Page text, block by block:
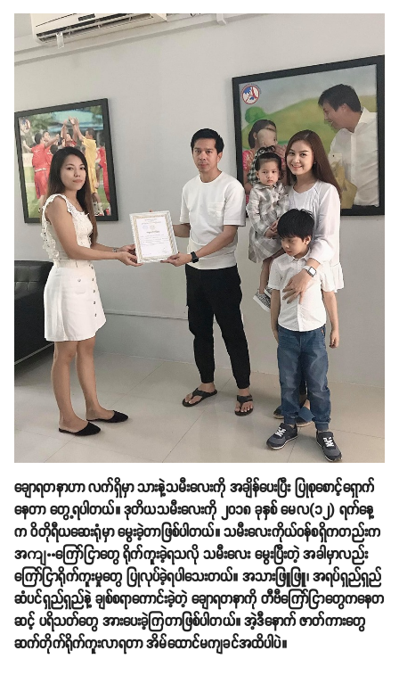
ချောရတနာဟာ လက်ရှိမှာ သားနဲ့သမီးလေးကို အချိန်ပေးပြီး ပြုစုစောင့်ရှောက်
နေတာ တွေ့ရပါတယ်။ ဒုတိယသမီးလေးကို ၂၀၁၈ ခုနှစ် မေလ(၁၂) ရက်နေ့
က ဝိတိုရီယဆေးရုံမှာ မွေးခဲ့တာဖြစ်ပါတယ်။ သမီးလေးကိုယ်ဝန်စရှိကတည်းက
အကျႌကြော်ငြာတွေ ရိုက်ကူးခဲ့ရသလို သမီးလေး မွေးပြီးတဲ့ အခါမှာလည်း
ကြော်ငြာရိုက်ကူးမှုတွေ ပြုလုပ်ခဲ့ရပါသေးတယ်။ အသားဖြူဖြူ၊ အရပ်ရှည်ရှည်
ဆံပင်ရှည်ရှည်နဲ့ ချစ်စရာကောင်းခဲ့တဲ့ ချောရတနာကို တီဗီကြော်ငြာတွေကနေတ
ဆင့် ပရိသတ်တွေ အားပေးခဲ့ကြတာဖြစ်ပါတယ်။ အဲ့ဒီနောက် ဇာတ်ကားတွေ
ဆက်တိုက်ရိုက်ကူးလာရတာ အိမ်ထောင်မကျခင်အထိပါပဲ။